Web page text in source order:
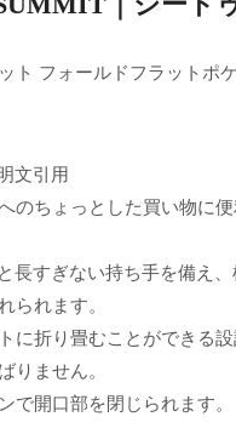
ト フォールドフラットポ
文引用
のちょっとした買い物に
長すぎない持ち手を備え
られます。
に折り畳むことができる
りません。
で開口部を閉じられます。